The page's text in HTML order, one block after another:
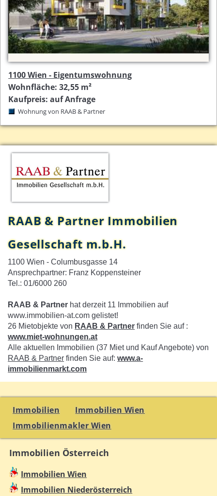
1100 Wien - Eigentumswohnung
Wohnfläche: 32,55 m²
Kaufpreis: auf Anfrage
Wohnung von RAAB & Partner
RAAB & Partner Immobilien
Gesellschaft m.b.H.
1100 Wien - Columbusgasse 14
Ansprechpartner: Franz Koppensteiner
Tel.: 01/6000 260
RAAB & Partner hat derzeit 11 Immobilien auf
www.immobilien-at.com gelistet!
26 Mietobjekte von RAAB & Partner finden Sie auf :
www.miet-wohnungen.at
Alle aktuellen Immobilien (37 Miet und Kauf Angebote) von
RAAB & Partner finden Sie auf:www.a-
immobilienmarkt.com
Immobilien
Immobilien Wien
Immobilienmakler Wien
Immobilien Österreich
Immobilien Wien
Immobilien Niederösterreich